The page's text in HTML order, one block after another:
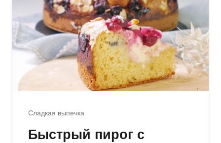
Сладкая выпечка
Быстрый пирог с